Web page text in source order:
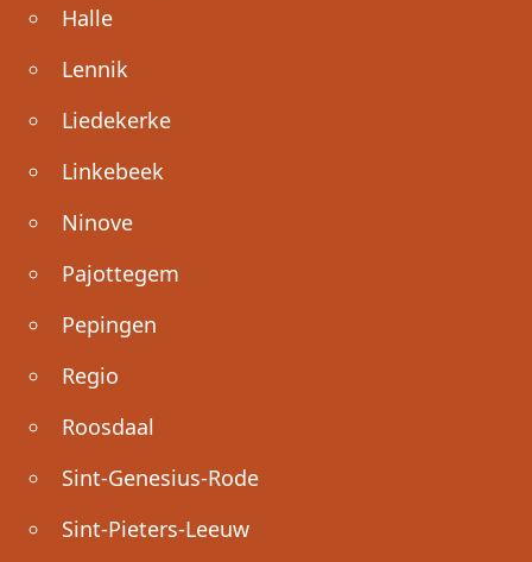
Halle
Lennik
Liedekerke
Linkebeek
Ninove
Pajottegem
Pepingen
Regio
Roosdaal
Sint-Genesius-Rode
Sint-Pieters-Leeuw